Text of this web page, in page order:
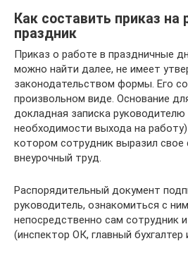
Как составить приказ на
праздник
Приказ о работе в праздничные
можно найти далее, не имеет
законодательством формы. Его
произвольном виде. Основание
докладная записка руководителю
необходимости выхода на
котором сотрудник выразил свое
внеурочный труд.
Распорядительный документ
руководитель, ознакомиться с
непосредственно сам сотрудник
(инспектор ОК, главный бухгалтер